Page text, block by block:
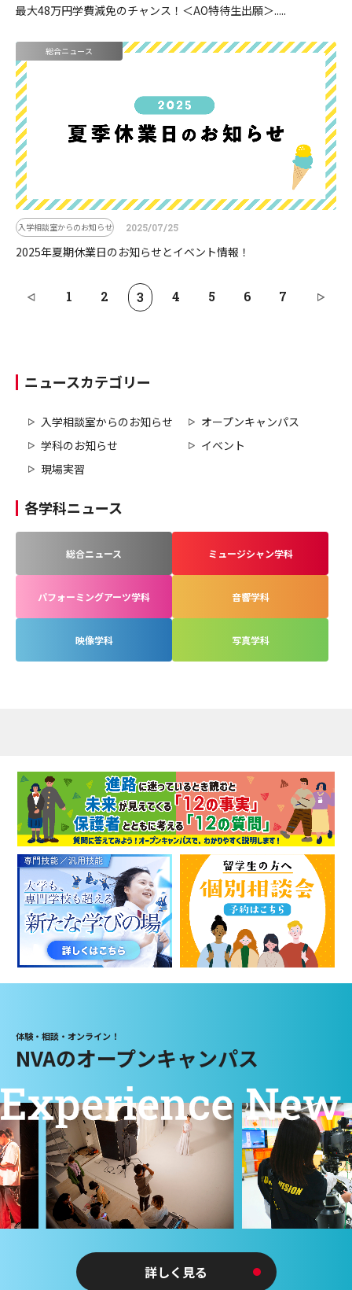
最大48万円学費減免のチャンス！＜AO特待生出願＞.....
総合ニュース
入学相談室からのお知らせ 2025/07/25
2025年夏期休業日のお知らせとイベント情報！
1 2 3 4 5 6 7
ニュースカテゴリー
入学相談室からのお知らせ
オープンキャンパス
学科のお知らせ
イベント
現場実習
各学科ニュース
総合ニュース ミュージシャン学科
パフォーミングアーツ学科 音響学科
映像学科 写真学科
体験・相談・オンライン！
NVAのオープンキャンパス
詳しく見る